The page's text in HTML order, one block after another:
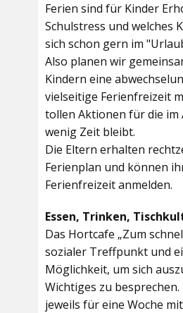
Ferien sind für Kinder
Schulstress und welches
sich schon gern im
Also planen wir
Kindern eine
vielseitige Ferienfreizeit
tollen Aktionen für die im
wenig Zeit bleibt.
Die Eltern erhalten
Ferienplan und können
Ferienfreizeit anmelden.
Essen, Trinken,
Das Hortcafe „Zum
sozialer Treffpunkt und
Möglichkeit, um sich
Wichtiges zu
jeweils für eine Woche